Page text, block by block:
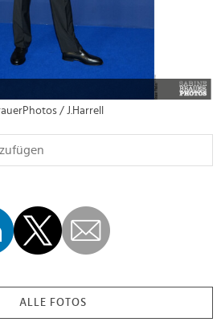
/ J.Harrell
ALLE FOTOS